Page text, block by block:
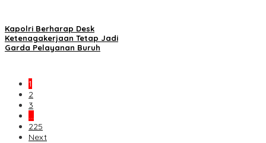
Kapolri Berharap Desk
Ketenagakerjaan Tetap Jadi
Garda Pelayanan Buruh
1
2
3
…
225
Next